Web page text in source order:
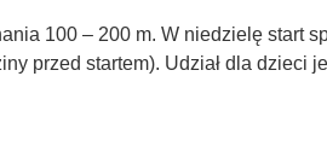
100 – 200 m. W niedzielę start
przed startem). Udział dla dzieci